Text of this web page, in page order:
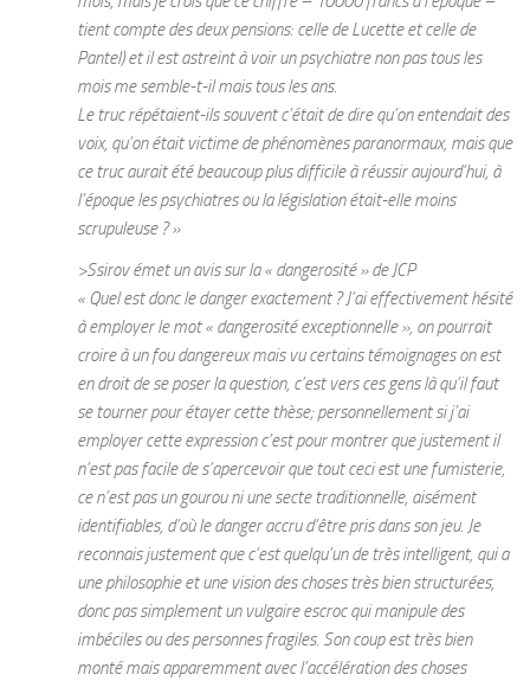
tient compte des deux pensions: celle de Lucette et celle de
Pantel) et il est astreint à voir un psychiatre non pas tous les
mois me semble-t-il mais tous les ans.
Le truc répétaient-ils souvent c’était de dire qu’on entendait des
voix, qu’on était victime de phénomènes paranormaux, mais que
ce truc aurait été beaucoup plus difficile à réussir aujourd’hui, à
l’époque les psychiatres ou la législation était-elle moins
scrupuleuse ? »
>Ssirov émet un avis sur la « dangerosité » de JCP
« Quel est donc le danger exactement ? J’ai effectivement hésité
à employer le mot « dangerosité exceptionnelle », on pourrait
croire à un fou dangereux mais vu certains témoignages on est
en droit de se poser la question, c’est vers ces gens là qu’il faut
se tourner pour étayer cette thèse; personnellement si j’ai
employer cette expression c’est pour montrer que justement il
n’est pas facile de s’apercevoir que tout ceci est une fumisterie,
ce n’est pas un gourou ni une secte traditionnelle, aisément
identifiables, d’où le danger accru d’être pris dans son jeu. Je
reconnais justement que c’est quelqu’un de très intelligent, qui a
une philosophie et une vision des choses très bien structurées,
donc pas simplement un vulgaire escroc qui manipule des
imbéciles ou des personnes fragiles. Son coup est très bien
monté mais apparemment avec l’accélération des choses